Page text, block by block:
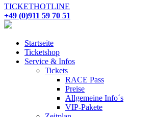
TICKETHOTLINE
+49 (0)911 59 70 51
Startseite
Ticketshop
Service & Infos
Tickets
RACE Pass
Preise
Allgemeine Info´s
VIP-Pakete